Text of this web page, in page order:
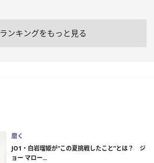
ランキングをもっと見る
磨く
JO1・白岩瑠姫が“この夏挑戦したこと”とは？ ジ
ョー マロー...